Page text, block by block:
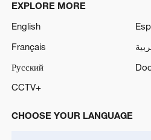
EXPLORE MORE
English
Français
Русский
CCTV+
CHOOSE YOUR LANGUAGE